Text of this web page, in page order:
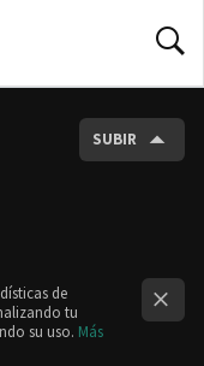
SUBIR
de
tu
su uso. Más